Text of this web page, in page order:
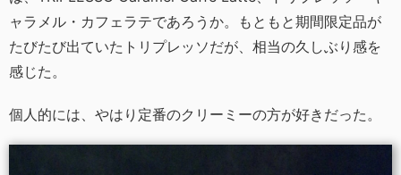
ャラメル・カフェラテであろうか。もともと期間限定品が
たびたび出ていたトリプレッソだが、相当の久しぶり感を
感じた。
個人的には、やはり定番のクリーミーの方が好きだった。